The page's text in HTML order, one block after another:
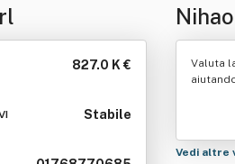
827.0 K €
Stabile
Valuta
Vedi altre